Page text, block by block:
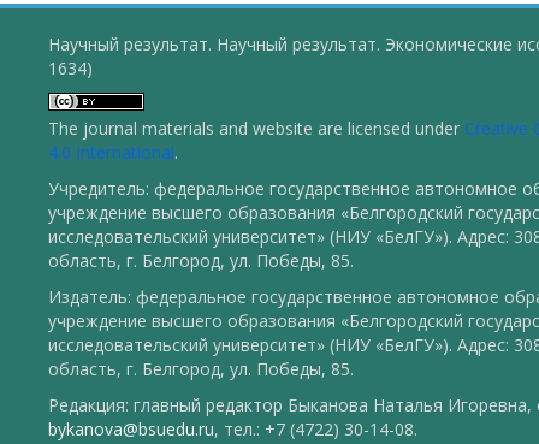
Научный результат. Научный результат. Экономические
1634)
The journal materials and website are licensed under Creative
4.0 International.
Учредитель: федеральное государственное автономное
учреждение высшего образования «Белгородский
исследовательский университет» (НИУ «БелГУ»). Адрес:
область, г. Белгород, ул. Победы, 85.
Издатель: федеральное государственное автономное
учреждение высшего образования «Белгородский
исследовательский университет» (НИУ «БелГУ»). Адрес:
область, г. Белгород, ул. Победы, 85.
Редакция: главный редактор Быканова Наталья Игоревна,
bykanova@bsuedu.ru, тел.: +7 (4722) 30-14-08.